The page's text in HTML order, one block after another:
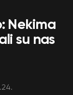
Nekima
su nas